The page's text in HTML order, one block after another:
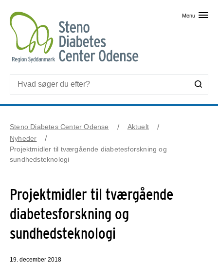
Menu
Steno Diabetes Center Odense
Aktuelt
Nyheder
Projektmidler til tværgående diabetesforskning og
sundhedsteknologi
Projektmidler til tværgående
diabetesforskning og
sundhedsteknologi
19. december 2018